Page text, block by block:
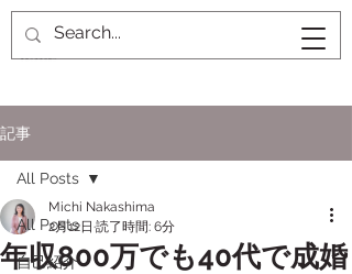
記事
All Posts
自己紹介
All Posts
年収800万でも40代で成婚
Michi Nakashima
2月12日 読了時間: 6分